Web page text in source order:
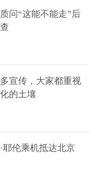
问“这能不能走”后
宣传，大家都重视
的土壤
耶伦乘机抵达北京